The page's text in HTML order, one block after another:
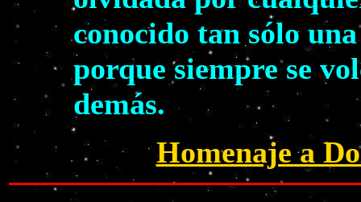
conocido tan sólo
porque siempre se
demás.
Homenaje a